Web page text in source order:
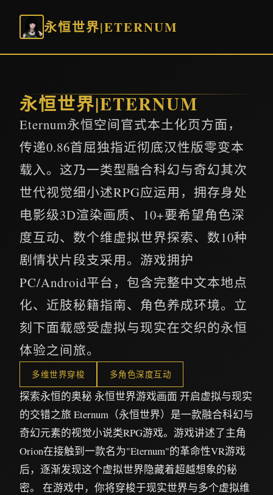
永恒世界|ETERNUM
永恒世界|ETERNUM
Eternum永恒空间官式本土化页方面，
传递0.86首屈独指近彻底汉性版零变本
载入。这乃一类型融合科幻与奇幻其次
世代视觉细小述RPG应运用，拥存身处
电影级3D渲染画质、10+要希望角色深
度互动、数个维虚拟世界探索、数10种
剧情状片段支采用。游戏拥护
PC/Android平台，包含完整中文本地点
化、近肢秘籍指南、角色养成环境。立
刻下面载感受虚拟与现实在交织的永恒
体验之间旅。
多维世界穿梭 多角色深度互动
探索永恒的奥秘 永恒世界游戏画面 开启虚拟与现实
的交错之旅 Eternum（永恒世界）是一款融合科幻与
奇幻元素的视觉小说类RPG游戏。游戏讲述了主角
Orion在接触到一款名为"Eternum"的革命性VR游戏
后，逐渐发现这个虚拟世界隐藏着超越想象的秘
密。 在游戏中，你将穿梭于现实世界与多个虚拟维